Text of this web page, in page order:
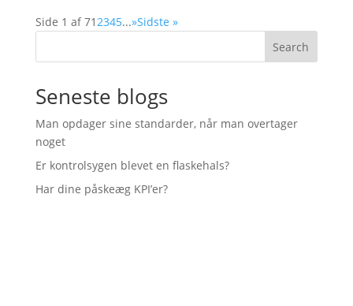
Side 1 af 712345...»Sidste »
Search
Seneste blogs
Man opdager sine standarder, når man overtager
noget
Er kontrolsygen blevet en flaskehals?
Har dine påskeæg KPI’er?